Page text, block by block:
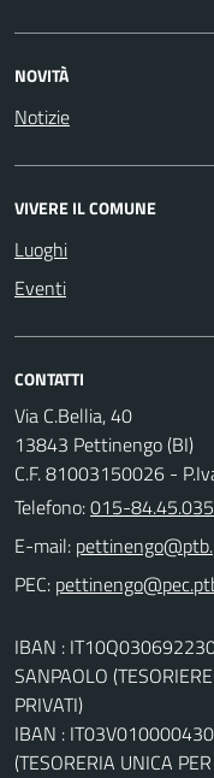
NOVITÀ
Notizie
VIVERE IL COMUNE
Luoghi
Eventi
CONTATTI
Via C.Bellia, 40
13843 Pettinengo (BI)
C.F. 81003150026 -
Telefono:015-84.45.035
E-mail:
PEC:
IBAN :
SANPAOLO
PRIVATI)
IBAN :
(TESORERIA UNICA